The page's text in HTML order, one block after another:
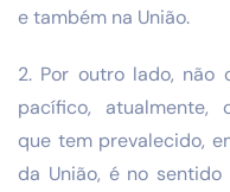
e também na União.
2. Por outro lado, não
pacífico, atualmente,
que tem prevalecido,
da União, é no